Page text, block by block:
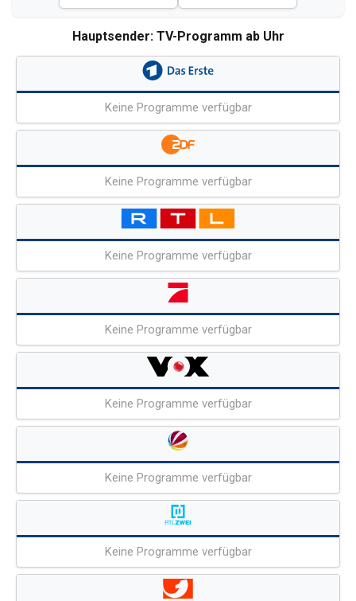
Hauptsender: TV-Programm ab Uhr
Keine Programme verfügbar
Keine Programme verfügbar
Keine Programme verfügbar
Keine Programme verfügbar
Keine Programme verfügbar
Keine Programme verfügbar
Keine Programme verfügbar